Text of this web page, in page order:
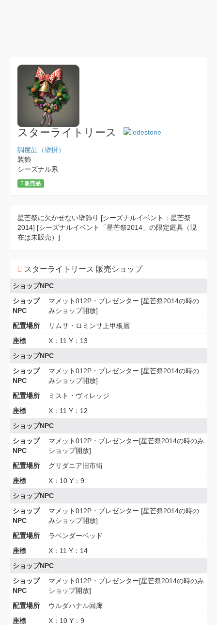
スターライトリース
調度品（壁掛）
装飾
シーズナル系
販売品
星芒祭に欠かせない壁飾り [シーズナルイベント：星芒祭
2014] [シーズナルイベント「星芒祭2014」の限定庭具（現
在は未販売）]
スターライトリース 販売ショップ
ショップNPC
ショップ
NPC
マメット012P・プレゼンター [星芒祭2014の時の
みショップ開放]
配置場所
リムサ・ロミンサ上甲板層
座標
X：11 Y：13
ショップNPC
ショップ
NPC
マメット012P・プレゼンター [星芒祭2014の時の
みショップ開放]
配置場所
ミスト・ヴィレッジ
座標
X：11 Y：12
ショップNPC
ショップ
NPC
マメット012P・プレゼンター[星芒祭2014の時のみ
ショップ開放]
配置場所
グリダニア旧市街
座標
X：10 Y：9
ショップNPC
ショップ
NPC
マメット012P・プレゼンター [星芒祭2014の時の
みショップ開放]
配置場所
ラベンダーベッド
座標
X：11 Y：14
ショップNPC
ショップ
NPC
マメット012P・プレゼンター[星芒祭2014の時のみ
ショップ開放]
配置場所
ウルダハナル回廊
座標
X：10 Y：9